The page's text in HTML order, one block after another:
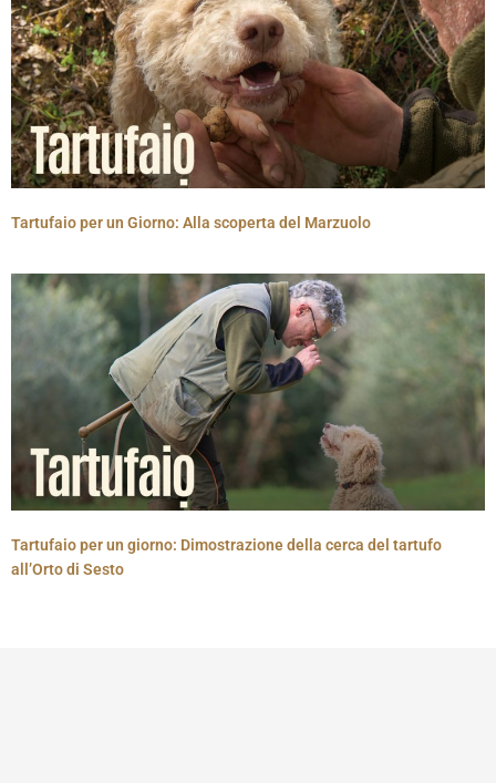
Tartufaio per un Giorno: Alla scoperta del Marzuolo
Tartufaio per un giorno: Dimostrazione della cerca del tartufo
all’Orto di Sesto